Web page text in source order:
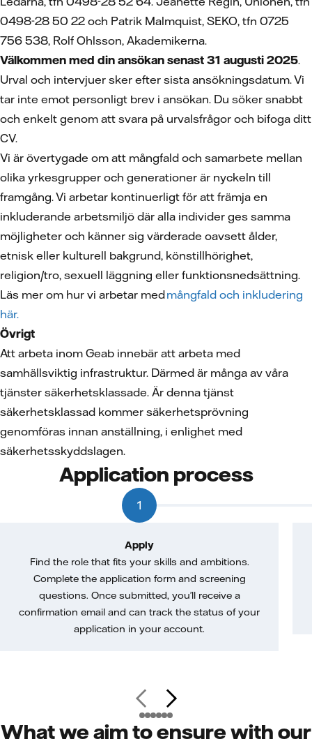
0498-28 50 22 och Patrik Malmquist, SEKO, tfn 0725
756 538, Rolf Ohlsson, Akademikerna.
Välkommen med din ansökan senast 31 augusti 2025.
Urval och intervjuer sker efter sista ansökningsdatum. Vi
tar inte emot personligt brev i ansökan. Du söker snabbt
och enkelt genom att svara på urvalsfrågor och bifoga ditt
CV.
Vi är övertygade om att mångfald och samarbete mellan
olika yrkesgrupper och generationer är nyckeln till
framgång. Vi arbetar kontinuerligt för att främja en
inkluderande arbetsmiljö där alla individer ges samma
möjligheter och känner sig värderade oavsett ålder,
etnisk eller kulturell bakgrund, könstillhörighet,
religion/tro, sexuell läggning eller funktionsnedsättning.
Läs mer om hur vi arbetar medmångfald och inkludering
här.
Övrigt
Att arbeta inom Geab innebär att arbeta med
samhällsviktig infrastruktur. Därmed är många av våra
tjänster säkerhetsklassade. Är denna tjänst
säkerhetsklassad kommer säkerhetsprövning
genomföras innan anställning, i enlighet med
säkerhetsskyddslagen.
Application process
1
Apply
Find the role that fits your skills and ambitions.
Complete the application form and screening
questions. Once submitted, you’ll receive a
confirmation email and can track the status of your
application in your account.
What we aim to ensure with our